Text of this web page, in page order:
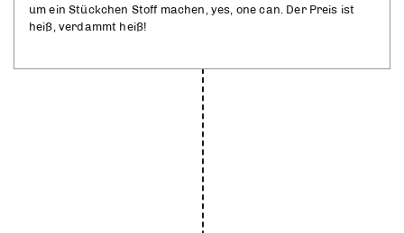
um ein Stückchen Stoff machen, yes, one can. Der Preis ist
heiß, verdammt heiß!